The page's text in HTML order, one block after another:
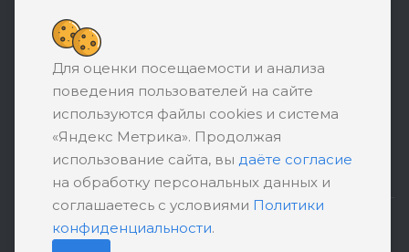
Реквизиты
8 (800) 550-08-77
ЗАКАЗАТЬ ЗВОНОК
support@ratingbankrotstva.ru
111398, Москва, ул. Плеханова, д. 30,
абонентский ящик №5
ПОЛИТИКА КОНФИДЕНЦИАЛЬНОСТИ
Для оценки посещаемости и анализа
поведения пользователей на сайте
используются файлы cookies и система
«Яндекс Метрика». Продолжая
использование сайта, вы даёте согласие
на обработку персональных данных и
соглашаетесь с условиями Политики
конфиденциальности.